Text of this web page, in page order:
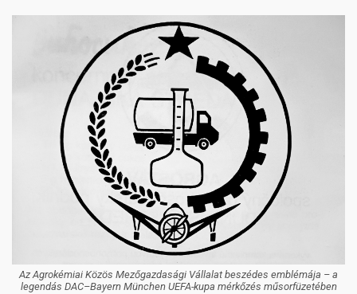
Az Agrokémiai Közös Mezőgazdasági Vállalat beszédes emblémája – a
legendás DAC–Bayern München UEFA-kupa mérkőzés műsorfüzetében